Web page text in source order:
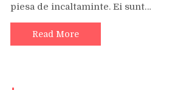
piesa de incaltaminte. Ei sunt…
Read More